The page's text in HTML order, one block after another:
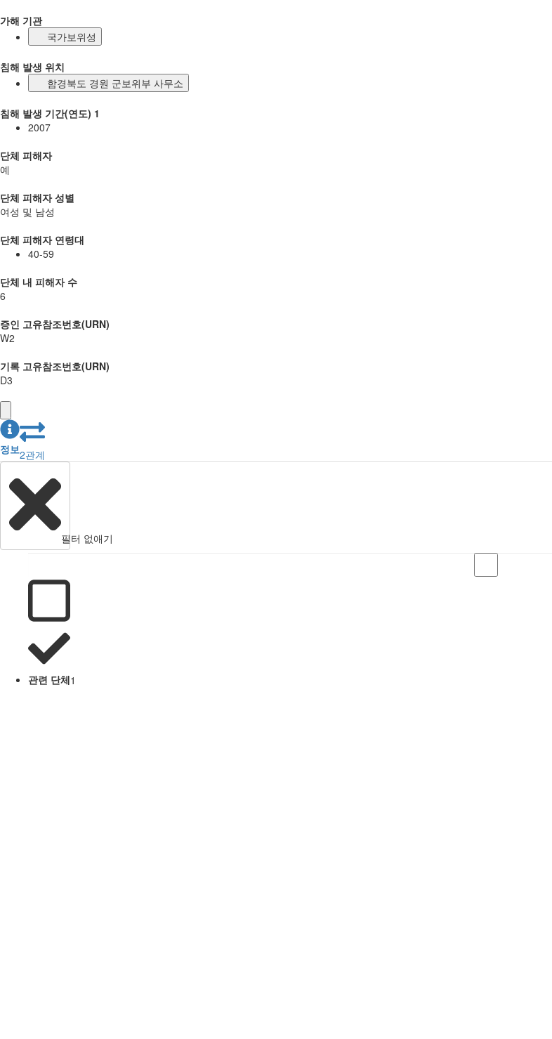
가해 기관
국가보위성
침해 발생 위치
함경북도 경원 군보위부 사무소
침해 발생 기간(연도) 1
2007
단체 피해자
예
단체 피해자 성별
여성 및 남성
단체 피해자 연령대
40-59
단체 내 피해자 수
6
증인 고유참조번호(URN)
W2
기록 고유참조번호(URN)
D3
정보2관계
필터 없애기
관련 단체1